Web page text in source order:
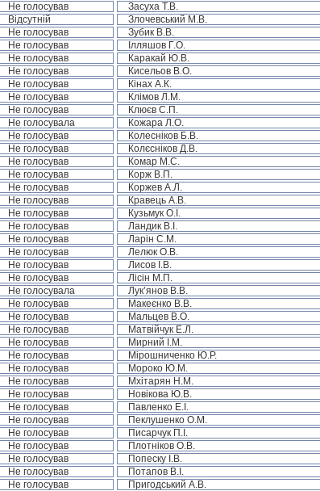
Не голосував Засуха Т.В.
Відсутній Злочевський М.В.
Не голосував Зубик В.В.
Не голосував Ілляшов Г.О.
Не голосував Каракай Ю.В.
Не голосував Кисельов В.О.
Не голосував Кінах А.К.
Не голосував Клімов Л.М.
Не голосував Клюєв С.П.
Не голосувала Кожара Л.О.
Не голосував Колесніков Б.В.
Не голосував Колєсніков Д.В.
Не голосував Комар М.С.
Не голосував Корж В.П.
Не голосував Коржев А.Л.
Не голосував Кравець А.В.
Не голосував Кузьмук О.І.
Не голосував Ландик В.І.
Не голосував Ларін С.М.
Не голосував Лелюк О.В.
Не голосував Лисов І.В.
Не голосував Лісін М.П.
Не голосувала Лук’янов В.В.
Не голосував Макеєнко В.В.
Не голосував Мальцев В.О.
Не голосував Матвійчук Е.Л.
Не голосував Мирний І.М.
Не голосував Мірошниченко Ю.Р.
Не голосував Мороко Ю.М.
Не голосував Мхітарян Н.М.
Не голосував Новікова Ю.В.
Не голосував Павленко Е.І.
Не голосував Пеклушенко О.М.
Не голосував Писарчук П.І.
Не голосував Плотніков О.В.
Не голосував Попеску І.В.
Не голосував Потапов В.І.
Не голосував Пригодський А.В.